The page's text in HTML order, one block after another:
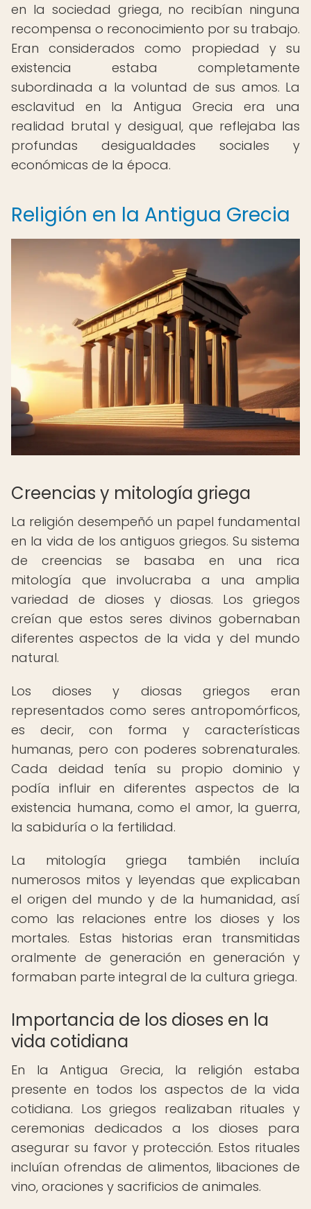
en la sociedad griega, no recibían ninguna
recompensa o reconocimiento por su trabajo.
Eran considerados como propiedad y su
existencia estaba completamente
subordinada a la voluntad de sus amos. La
esclavitud en la Antigua Grecia era una
realidad brutal y desigual, que reflejaba las
profundas desigualdades sociales y
económicas de la época.
Religión en la Antigua Grecia
Creencias y mitología griega
La religión desempeñó un papel fundamental
en la vida de los antiguos griegos. Su sistema
de creencias se basaba en una rica
mitología que involucraba a una amplia
variedad de dioses y diosas. Los griegos
creían que estos seres divinos gobernaban
diferentes aspectos de la vida y del mundo
natural.
Los dioses y diosas griegos eran
representados como seres antropomórficos,
es decir, con forma y características
humanas, pero con poderes sobrenaturales.
Cada deidad tenía su propio dominio y
podía influir en diferentes aspectos de la
existencia humana, como el amor, la guerra,
la sabiduría o la fertilidad.
La mitología griega también incluía
numerosos mitos y leyendas que explicaban
el origen del mundo y de la humanidad, así
como las relaciones entre los dioses y los
mortales. Estas historias eran transmitidas
oralmente de generación en generación y
formaban parte integral de la cultura griega.
Importancia de los dioses en la
vida cotidiana
En la Antigua Grecia, la religión estaba
presente en todos los aspectos de la vida
cotidiana. Los griegos realizaban rituales y
ceremonias dedicados a los dioses para
asegurar su favor y protección. Estos rituales
incluían ofrendas de alimentos, libaciones de
vino, oraciones y sacrificios de animales.